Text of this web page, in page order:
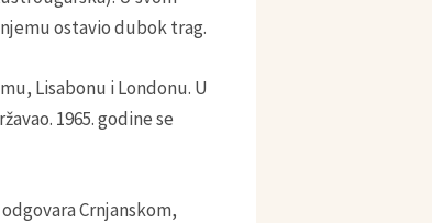
ostavio dubok trag.
Lisabonu i Londonu. U
1965. godine se
Crnjanskom,